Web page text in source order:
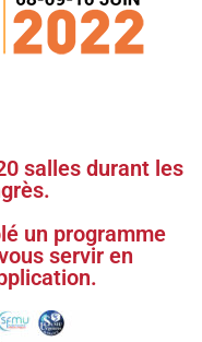
salles durant les
un programme
servir en